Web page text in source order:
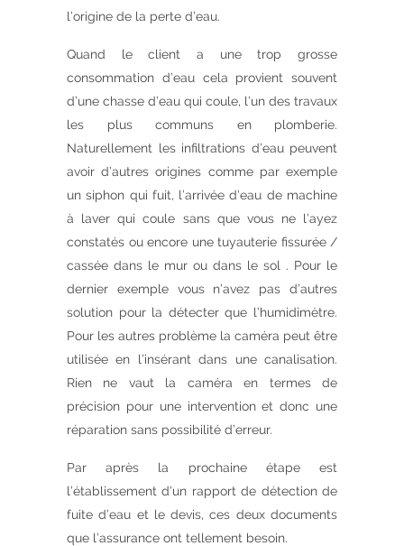
l’origine de la perte d’eau.
Quand le client a une trop grosse
consommation d’eau cela provient souvent
d’une chasse d’eau qui coule, l’un des travaux
les plus communs en plomberie.
Naturellement les infiltrations d’eau peuvent
avoir d’autres origines comme par exemple
un siphon qui fuit, l’arrivée d’eau de machine
à laver qui coule sans que vous ne l’ayez
constatés ou encore une tuyauterie fissurée /
cassée dans le mur ou dans le sol . Pour le
dernier exemple vous n’avez pas d’autres
solution pour la détecter que l’humidimètre.
Pour les autres problème la caméra peut être
utilisée en l’insérant dans une canalisation.
Rien ne vaut la caméra en termes de
précision pour une intervention et donc une
réparation sans possibilité d’erreur.
Par après la prochaine étape est
l’établissement d’un rapport de détection de
fuite d’eau et le devis, ces deux documents
que l’assurance ont tellement besoin.